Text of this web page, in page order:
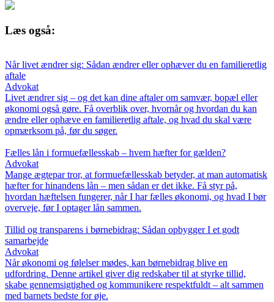
Læs også:
Når livet ændrer sig: Sådan ændrer eller ophæver du en familieretlig
aftale
Advokat
Livet ændrer sig – og det kan dine aftaler om samvær, bopæl eller
økonomi også gøre. Få overblik over, hvornår og hvordan du kan
ændre eller ophæve en familieretlig aftale, og hvad du skal være
opmærksom på, før du søger.
Fælles lån i formuefællesskab – hvem hæfter for gælden?
Advokat
Mange ægtepar tror, at formuefællesskab betyder, at man automatisk
hæfter for hinandens lån – men sådan er det ikke. Få styr på,
hvordan hæftelsen fungerer, når I har fælles økonomi, og hvad I bør
overveje, før I optager lån sammen.
Tillid og transparens i børnebidrag: Sådan opbygger I et godt
samarbejde
Advokat
Når økonomi og følelser mødes, kan børnebidrag blive en
udfordring. Denne artikel giver dig redskaber til at styrke tillid,
skabe gennemsigtighed og kommunikere respektfuldt – alt sammen
med barnets bedste for øje.